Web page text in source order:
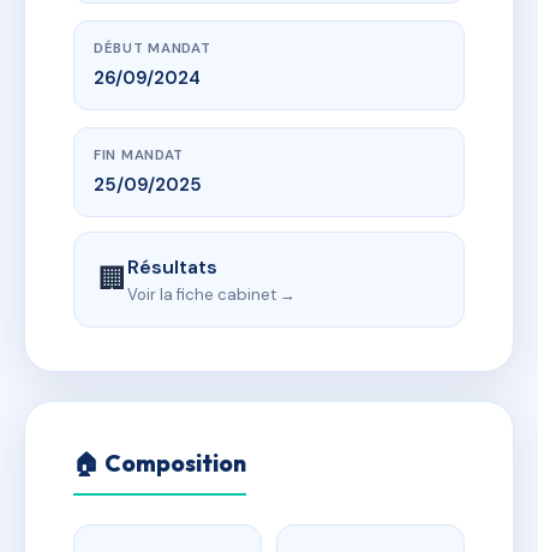
DÉBUT MANDAT
26/09/2024
FIN MANDAT
25/09/2025
🏢Résultats
Voir la fiche cabinet →
🏠 Composition